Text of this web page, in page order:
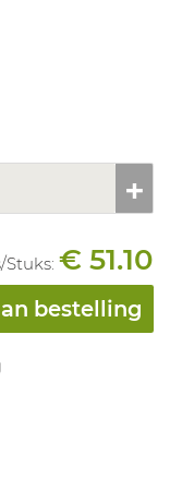
Stuks: € 51.10
bestelling